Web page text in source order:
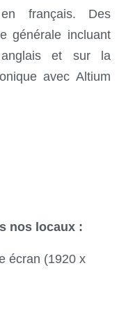
français. Des
générale incluant
et sur la
avec Altium
nos locaux :
écran (1920 x